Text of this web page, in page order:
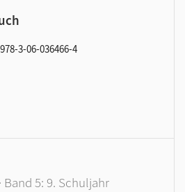
3-06-036466-4
Band 5: 9. Schuljahr